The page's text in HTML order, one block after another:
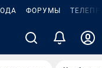
ФОРУМЫ